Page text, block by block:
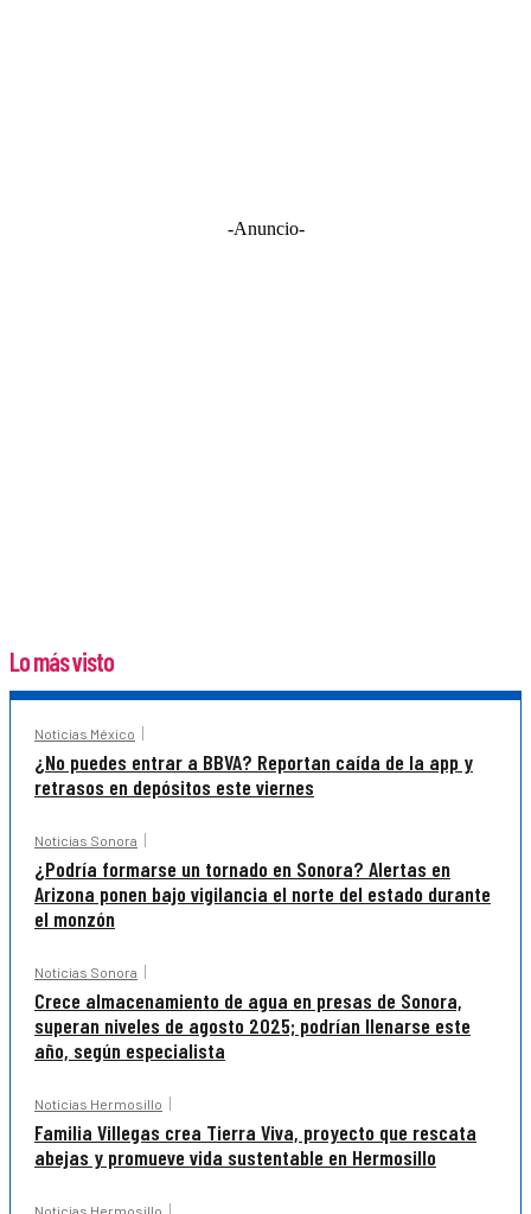
-Anuncio-
Lo más visto
Noticias México
¿No puedes entrar a BBVA? Reportan caída de la app y
retrasos en depósitos este viernes
Noticias Sonora
¿Podría formarse un tornado en Sonora? Alertas en
Arizona ponen bajo vigilancia el norte del estado durante
el monzón
Noticias Sonora
Crece almacenamiento de agua en presas de Sonora,
superan niveles de agosto 2025; podrían llenarse este
año, según especialista
Noticias Hermosillo
Familia Villegas crea Tierra Viva, proyecto que rescata
abejas y promueve vida sustentable en Hermosillo
Noticias Hermosillo